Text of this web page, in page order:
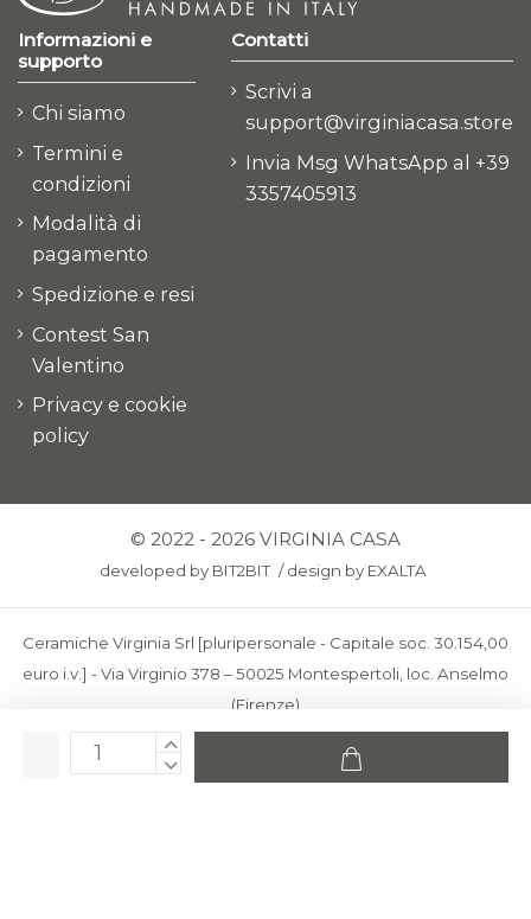
Informazioni e
supporto
Chi siamo
Termini e
condizioni
Modalità di
pagamento
Spedizione e resi
Contest San
Valentino
Privacy e cookie
policy
Contatti
Scrivi a
support@virginiacasa.store
Invia Msg WhatsApp al +39
3357405913
© 2022 - 2026 VIRGINIA CASA
developed by BIT2BIT /design by EXALTA
Ceramiche Virginia Srl [pluripersonale - Capitale soc. 30.154,00
euro i.v.] - Via Virginio 378 – 50025 Montespertoli, loc. Anselmo
(Firenze)
C.F. e P.IVA: IT00436100481 - REA: FI-227733 - PEC:
ceramichevirginia@pec.it